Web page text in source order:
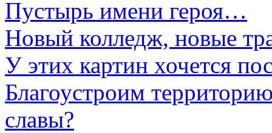
Пустырь имени героя…
Новый колледж, новые
У этих картин хочется
Благоустроим
славы?